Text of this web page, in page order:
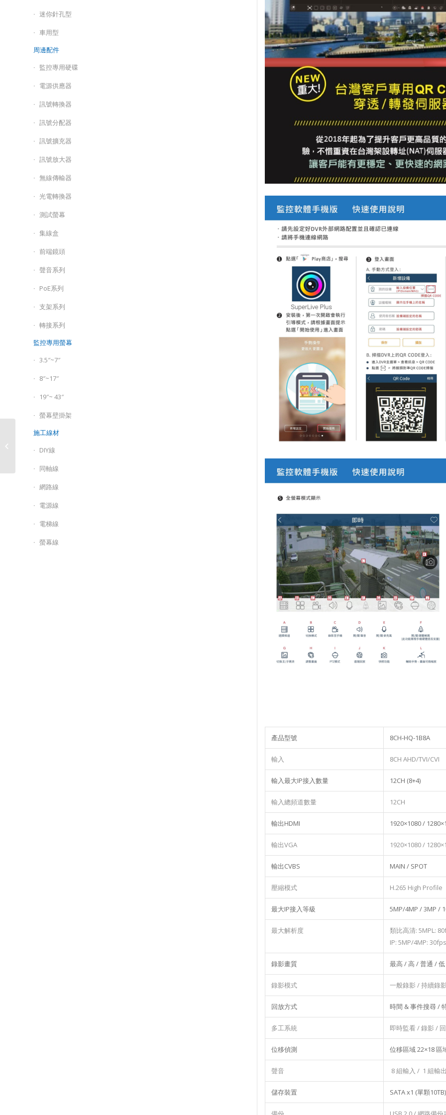
迷你針孔型
車用型
周邊配件
監控專用硬碟
電源供應器
訊號轉換器
訊號分配器
訊號擴充器
訊號放大器
無線傳輸器
光電轉換器
測試螢幕
集線盒
前端鏡頭
聲音系列
PoE系列
支架系列
轉接系列
監控專用螢幕
3.5″~7″
8″~17″
19″~ 43″
螢幕壁掛架
施工線材
DIY線
同軸線
網路線
電源線
電梯線
螢幕線
產品型號 8CH-HQ-1B8A
輸入 8CH AHD/TVI/CVI
輸入最大IP接入數量 12CH (8+4)
輸入總頻道數量 12CH
輸出HDMI 1920×1080 /
輸出VGA 1920×1080 /
輸出CVBS MAIN / SPOT
壓縮模式 H.265 High Profile
最大IP接入等級 5MP/4MP / 3MP /
最大解析度
類比高清: 5MPL:
IP: 5MP/4MP:
錄影畫質 最高 / 高 / 普通 /
錄影模式 一般錄影 / 持續錄
回放方式 時間 & 事件搜尋 /
多工系統 即時監看 / 錄影 /
位移偵測 位移區域 22×18 區
聲音 8 組輸入 / 1 組輸出
儲存裝置 SATA x1 (單顆10TB)
同軸+網路型 Superlive
位錄放影機DVR(4音1硬